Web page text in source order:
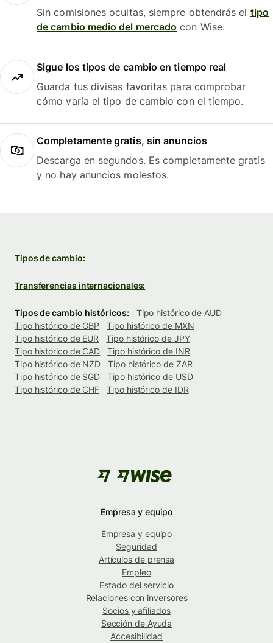
Sin comisiones ocultas, siempre obtendrás el tipo
de cambio medio del mercado con Wise.
Sigue los tipos de cambio en tiempo real
Guarda tus divisas favoritas para comprobar
cómo varía el tipo de cambio con el tiempo.
Completamente gratis, sin anuncios
Descarga en segundos. Es completamente gratis
y no hay anuncios molestos.
Tipos de cambio:
Transferencias internacionales:
Tipos de cambio históricos:
Tipo histórico de AUD
Tipo histórico de GBP
Tipo histórico de MXN
Tipo histórico de EUR
Tipo histórico de JPY
Tipo histórico de CAD
Tipo histórico de INR
Tipo histórico de NZD
Tipo histórico de ZAR
Tipo histórico de SGD
Tipo histórico de USD
Tipo histórico de CHF
Tipo histórico de IDR
Empresa y equipo
Empresa y equipo
Seguridad
Artículos de prensa
Empleo
Estado del servicio
Relaciones con inversores
Socios y afiliados
Sección de Ayuda
Accesibilidad